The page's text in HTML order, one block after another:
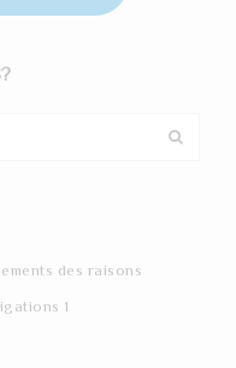
des raisons
1